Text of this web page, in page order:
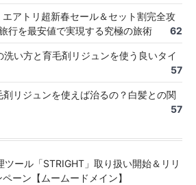
エアトリ超新春セール＆セット割完全攻
行を最安値で実現する究極の旅術
62
い方と育毛剤リジュンを使う良いタイ
57
リジュンを使えば治るの？白髪との関
57
ール「STRIGHT」取り扱い開始＆リリ
ーン【ムームードメイン】